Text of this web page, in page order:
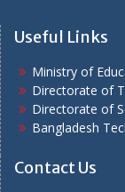
Useful Links
Ministry of
Directorate of
Directorate of
Bangladesh
Contact Us